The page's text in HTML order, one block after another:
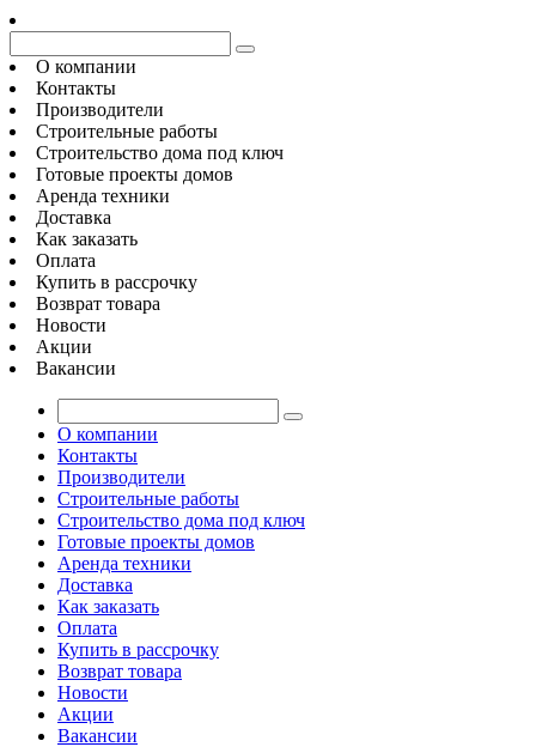
О компании
Контакты
Производители
Строительные работы
Строительство дома под ключ
Готовые проекты домов
Аренда техники
Доставка
Как заказать
Оплата
Купить в рассрочку
Возврат товара
Новости
Акции
Вакансии
О компании
Контакты
Производители
Строительные работы
Строительство дома под ключ
Готовые проекты домов
Аренда техники
Доставка
Как заказать
Оплата
Купить в рассрочку
Возврат товара
Новости
Акции
Вакансии